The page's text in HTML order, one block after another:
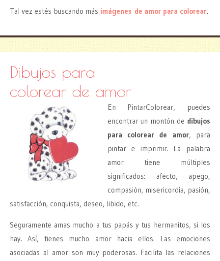
Tal vez estés buscando más imágenes de amor para colorear.
Dibujos para
colorear de amor
En PintarColorear, puedes
encontrar un montón de dibujos
para colorear de amor, para
pintar e imprimir. La palabra
amor tiene múltiples
significados: afecto, apego,
compasión, misericordia, pasión,
satisfacción, conquista, deseo, libido, etc.
Seguramente amas mucho a tus papás y tus hermanitos, si los
hay. Así, tienes mucho amor hacia ellos. Las emociones
asociadas al amor son muy poderosas. Facilita las relaciones